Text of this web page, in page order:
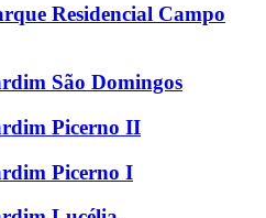
Residencial Campo
São Domingos
Picerno II
Picerno I